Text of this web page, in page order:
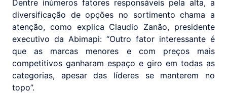
Dentre inúmeros fatores responsáveis pela alta, a
diversificação de opções no sortimento chama a
atenção, como explica Claudio Zanão, presidente
executivo da Abimapi: “Outro fator interessante é
que as marcas menores e com preços mais
competitivos ganharam espaço e giro em todas as
categorias, apesar das líderes se manterem no
topo”.